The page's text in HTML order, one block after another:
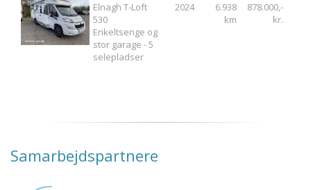
Elnagh T-Loft
530
Enkeltsenge og
stor garage - 5
selepladser
2024
6.938
km
878.000,-
kr.
Samarbejdspartnere